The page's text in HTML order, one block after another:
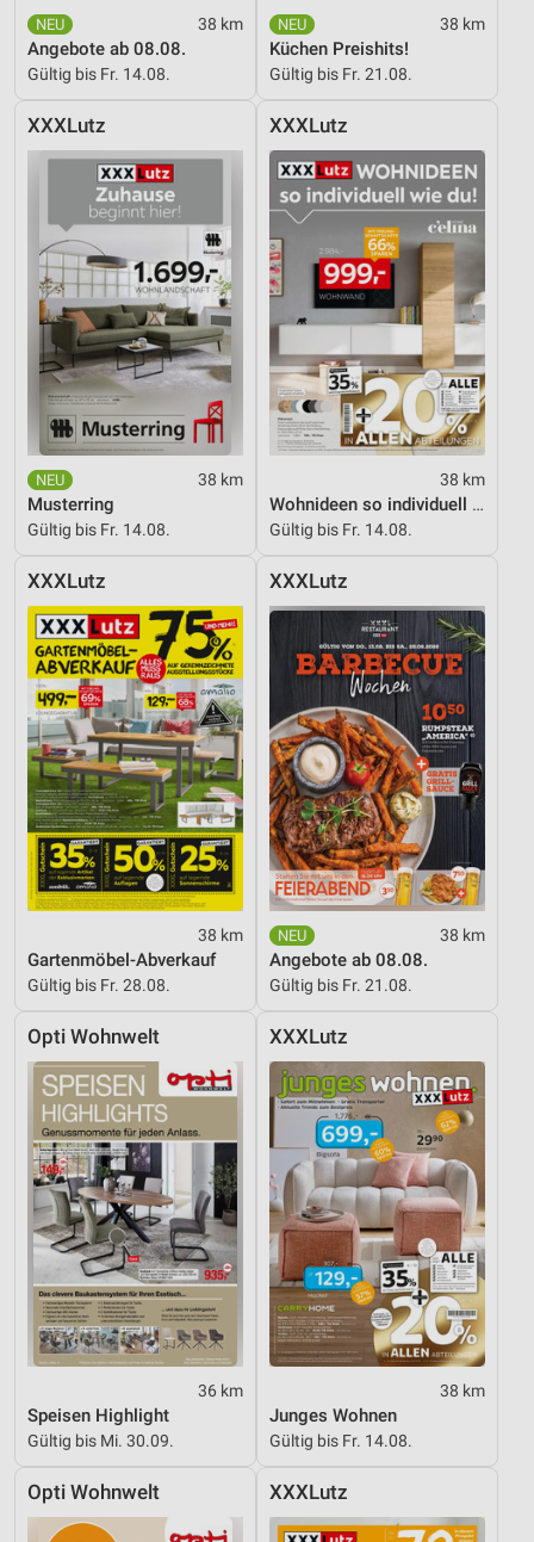
38 km
Angebote ab 08.08.
Gültig bis Fr. 14.08.
38 km
Küchen Preishits!
Gültig bis Fr. 21.08.
XXXLutz
38 km
Musterring
Gültig bis Fr. 14.08.
XXXLutz
38 km
Wohnideen so individuell wie du!
Gültig bis Fr. 14.08.
XXXLutz
38 km
Gartenmöbel-Abverkauf
Gültig bis Fr. 28.08.
XXXLutz
38 km
Angebote ab 08.08.
Gültig bis Fr. 21.08.
Opti Wohnwelt
36 km
Speisen Highlight
Gültig bis Mi. 30.09.
XXXLutz
38 km
Junges Wohnen
Gültig bis Fr. 14.08.
Opti Wohnwelt XXXLutz